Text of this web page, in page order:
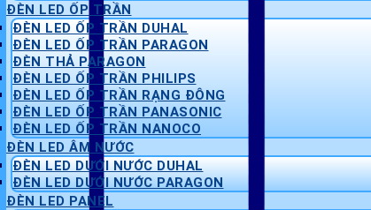
ĐÈN LED ỐP TRẦN
ĐÈN LED ỐP TRẦN DUHAL
ĐÈN LED ỐP TRẦN PARAGON
ĐÈN THẢ PARAGON
ĐÈN LED ỐP TRẦN PHILIPS
ĐÈN LED ỐP TRẦN RẠNG ĐÔNG
ĐÈN LED ỐP TRẦN PANASONIC
ĐÈN LED ỐP TRẦN NANOCO
ĐÈN LED ÂM NƯỚC
ĐÈN LED DƯỚI NƯỚC DUHAL
ĐÈN LED DƯỚI NƯỚC PARAGON
ĐÈN LED PANEL